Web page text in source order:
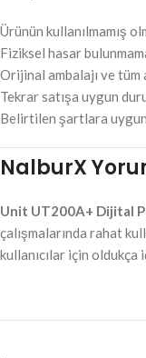
Ürünün kullanılmamış
Fiziksel hasar
Orijinal ambalajı ve
Tekrar satışa uygun
Belirtilen şartlara
NalburX
Unit UT200A+ Dijital
çalışmalarında rahat
kullanıcılar için